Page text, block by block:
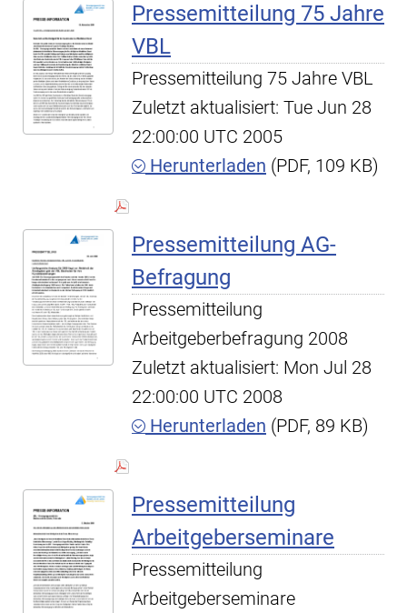
Pressemitteilung 75 Jahre
VBL
Pressemitteilung 75 Jahre VBL
Zuletzt aktualisiert: Tue Jun 28
22:00:00 UTC 2005
Herunterladen (PDF, 109 KB)
Pressemitteilung AG-
Befragung
Pressemitteilung
Arbeitgeberbefragung 2008
Zuletzt aktualisiert: Mon Jul 28
22:00:00 UTC 2008
Herunterladen (PDF, 89 KB)
Pressemitteilung
Arbeitgeberseminare
Pressemitteilung
Arbeitgeberseminare